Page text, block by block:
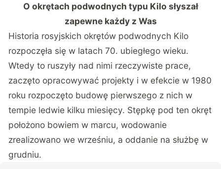
O okrętach podwodnych typu Kilo słyszał
zapewne każdy z Was
Historia rosyjskich okrętów podwodnych Kilo
rozpoczęła się w latach 70. ubiegłego wieku.
Wtedy to ruszyły nad nimi rzeczywiste prace,
zaczęto opracowywać projekty i w efekcie w 1980
roku rozpoczęto budowę pierwszego z nich w
tempie ledwie kilku miesięcy. Stępkę pod ten okręt
położono bowiem w marcu, wodowanie
zrealizowano we wrześniu, a oddanie na służbę w
grudniu.